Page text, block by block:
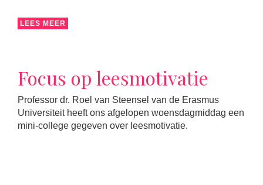
LEES MEER
Focus op leesmotivatie
Professor dr. Roel van Steensel van de Erasmus
Universiteit heeft ons afgelopen woensdagmiddag een
mini-college gegeven over leesmotivatie.